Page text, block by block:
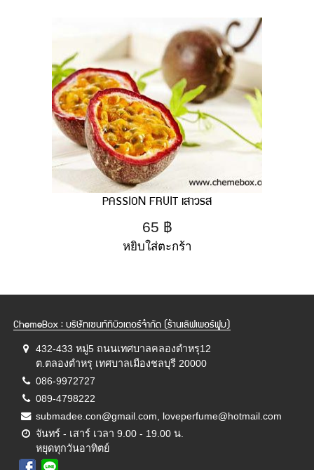
PASSION FRUIT เสาวรส
65 ฿
หยิบใส่ตะกร้า
ChemeBox : บริษัทเซนท์ทิบิวเตอร์จำกัด (ร้านเลิฟเพอร์ฟูม)
432-433 หมู่5 ถนนเทศบาลคลองตำหรุ12
ต.ตลองตำหรุ เทศบาลเมืองชลบุรี 20000
086-9972727
089-4798222
submadee.con@gmail.com, loveperfume@hotmail.com
จันทร์ - เสาร์ เวลา 9.00 - 19.00 น.
หยุดทุกวันอาทิตย์